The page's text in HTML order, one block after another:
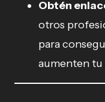
Obtén
otros
para
aumenten